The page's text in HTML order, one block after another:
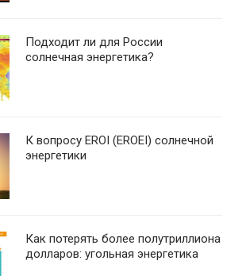
Подходит ли для России
солнечная энергетика?
К вопросу EROI (EROEI) солнечной
энергетики
Как потерять более полутриллиона
долларов: угольная энергетика